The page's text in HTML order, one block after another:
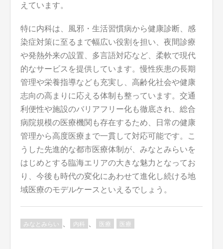
えています。
特に内科は、風邪・生活習慣病から健康診断、感
染症対策に至るまで幅広い役割を担い、夜間診療
や発熱外来の設置、多言語対応など、柔軟で現代
的なサービスを提供しています。慢性疾患の長期
管理や栄養指導なども充実し、高齢化社会や健康
志向の高まりに応える体制も整っています。交通
利便性や施設のバリアフリー化も徹底され、総合
病院規模の医療機関も存在するため、日常の健康
管理から高度医療まで一貫して対応可能です。こ
うした先進的な都市医療体制が、みなとみらいを
はじめとする臨海エリアの大きな魅力となってお
り、今後も時代の変化にあわせて進化し続ける地
域医療のモデルケースといえるでしょう。
みなとみらい 内科 医療 医療